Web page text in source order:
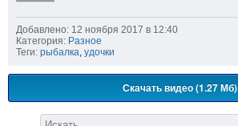
Добавлено: 12 ноября 2017 в 12:40
Категория: Разное
Теги: рыбалка, удочки
Скачать видео (1.27 Мб)